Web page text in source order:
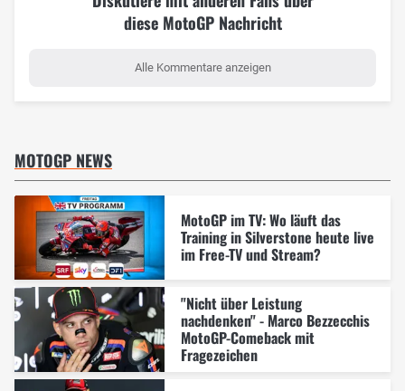
diese MotoGP Nachricht
Alle Kommentare anzeigen
MOTOGP NEWS
MotoGP im TV: Wo läuft das
Training in Silverstone heute live
im Free-TV und Stream?
"Nicht über Leistung
nachdenken" - Marco Bezzecchis
MotoGP-Comeback mit
Fragezeichen